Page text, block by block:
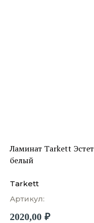
Ламинат Tarkett
белый
Tarkett
Артикул:
2020,00 ₽